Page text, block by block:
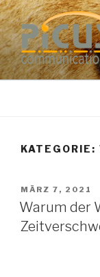
Zum
Inhalt
springen
PUBLIC
Dr. Heike Specht
KATEGORIE:
AM
MÄRZ 7, 2021
Warum der